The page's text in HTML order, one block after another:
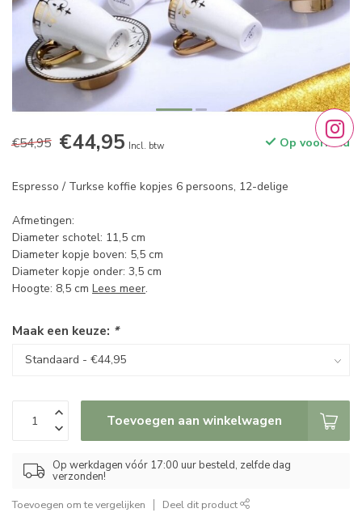
€54,95 €44,95 Incl. btw Op voorraad
Espresso / Turkse koffie kopjes 6 persoons, 12-delige
Afmetingen:
Diameter schotel: 11,5 cm
Diameter kopje boven: 5,5 cm
Diameter kopje onder: 3,5 cm
Hoogte: 8,5 cm Lees meer.
Maak een keuze: *
Toevoegen aan winkelwagen
Op werkdagen vóór 17:00 uur besteld, zelfde dag
verzonden!
Toevoegen om te vergelijken Deel dit product